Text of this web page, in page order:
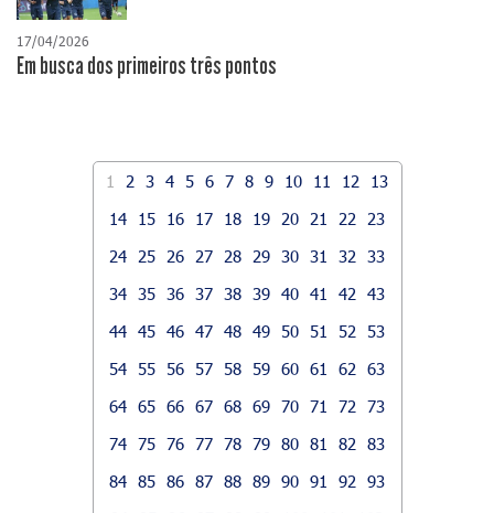
17/04/2026
​Em busca dos primeiros três pontos
1 2 3 4 5 6 7 8 9 10 11 12
13
14
15 16 17 18 19 20 21 22
23
24
25 26 27 28 29 30 31 32
33
34
35 36 37 38 39 40 41 42
43
44 45 46 47 48 49 50 51 52
53
54
55 56 57 58 59 60 61 62
63
64 65 66 67 68 69 70 71 72
73
74 75 76 77 78 79 80 81 82
83
84 85 86 87 88 89 90 91 92
93